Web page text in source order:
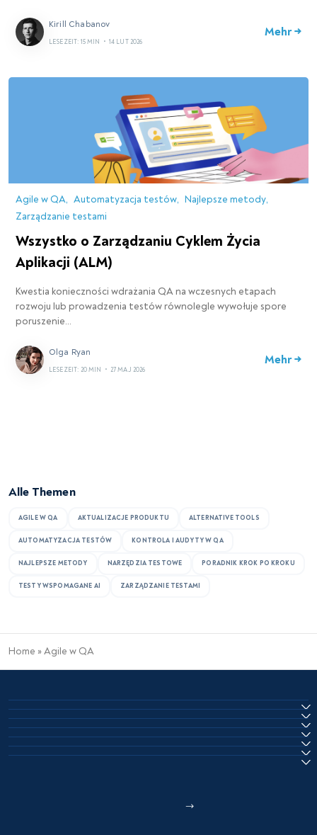
Kirill Chabanov
LESEZEIT: 15 MIN • 14 LUT 2026
Mehr →
Agile w QA Automatyzacja testów
Najlepsze metody
Zarządzanie testami
Wszystko o Zarządzaniu Cyklem Życia
Aplikacji (ALM)
Kwestia konieczności wdrażania QA na wczesnych etapach
rozwoju lub prowadzenia testów równolegle wywołuje spore
poruszenie…
Olga Ryan
LESEZEIT: 20 MIN • 27 MAJ 2026
Mehr →
Alle Themen
AGILE W QA AKTUALIZACJE PRODUKTU ALTERNATIVE TOOLS
AUTOMATYZACJA TESTÓW KONTROLA I AUDYTY W QA
NAJLEPSZE METODY NARZĘDZIA TESTOWE PORADNIK KROK PO KROKU
TESTY WSPOMAGANE AI ZARZĄDZANIE TESTAMI
Home »Agile w QA